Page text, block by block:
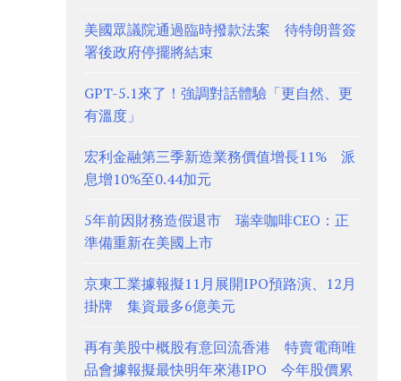
美國眾議院通過臨時撥款法案 待特朗普簽
署後政府停擺將結束
GPT-5.1來了！強調對話體驗「更自然、更
有溫度」
宏利金融第三季新造業務價值增長11% 派
息增10%至0.44加元
5年前因財務造假退市 瑞幸咖啡CEO：正
準備重新在美國上市
京東工業據報擬11月展開IPO預路演、12月
掛牌 集資最多6億美元
再有美股中概股有意回流香港 特賣電商唯
品會據報擬最快明年來港IPO 今年股價累